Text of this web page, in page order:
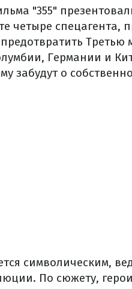
"355"
четыре
Германии и
забудут о
символическим,
По сюжету,